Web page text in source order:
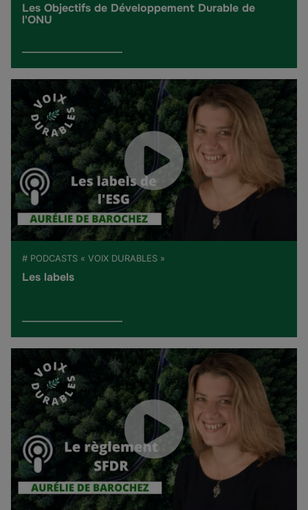
Les Objectifs de Développement Durable de
l'ONU
# PODCASTS « VOIX DURABLES »
Les labels